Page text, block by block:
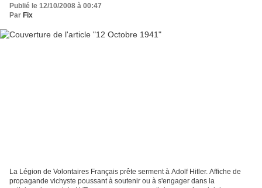
Publié le 12/10/2008 à 00:47
Par Fix
La Légion de Volontaires Français prête serment à Adolf Hitler. Affiche de
propagande vichyste poussant à soutenir ou à s'engager dans la